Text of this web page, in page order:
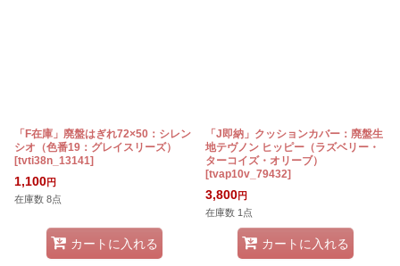
「F在庫」廃盤はぎれ72×50：シレン
シオ（色番19：グレイスリーズ）
[tvti38n_13141]
1,100円
在庫数 8点
カートに入れる
「J即納」クッションカバー：廃盤生
地テヴノン ヒッピー（ラズベリー・
ターコイズ・オリーブ）
[tvap10v_79432]
3,800円
在庫数 1点
カートに入れる